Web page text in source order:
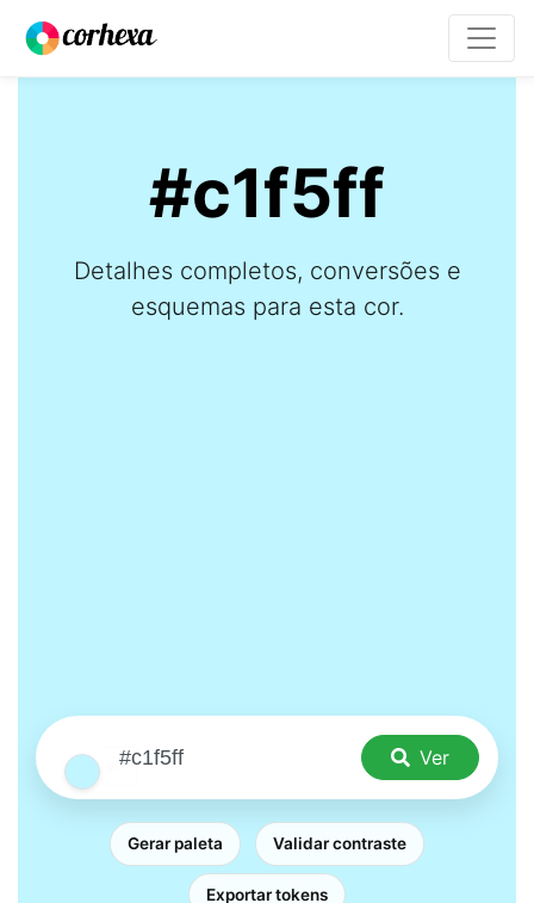
#c1f5ff
Detalhes completos, conversões e
esquemas para esta cor.
Ver
Gerar paleta Validar contraste
Exportar tokens